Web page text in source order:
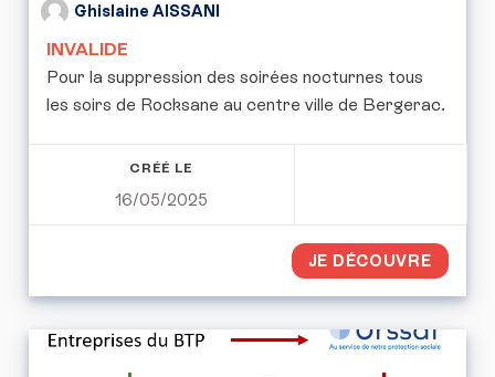
Ghislaine AISSANI
INVALIDE
Pour la suppression des soirées nocturnes tous
les soirs de Rocksane au centre ville de Bergerac.
CRÉÉ LE
16/05/2025
JE DÉCOUVRE